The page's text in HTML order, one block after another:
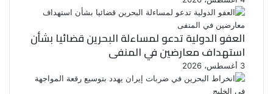
العفو الدولية تدعو لمساءلة البحرين قضائيا بشأن
استهداف معارضين في المنفى
3 أغسطس، 2026